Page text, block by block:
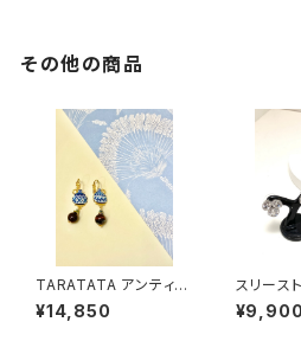
その他の商品
TARATATA アンティー
ク ピアス #2
¥14,850
スリース
¥9,900